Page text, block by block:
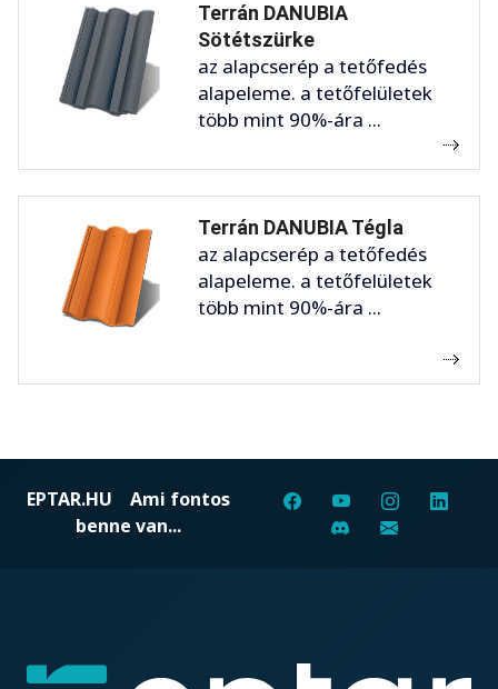
Terrán DANUBIA
Sötétszürke
az alapcserép a tetőfedés
alapeleme. a tetőfelületek
több mint 90%-ára ...
Terrán DANUBIA Tégla
az alapcserép a tetőfedés
alapeleme. a tetőfelületek
több mint 90%-ára ...
EPTAR.HU Ami fontos
benne van...